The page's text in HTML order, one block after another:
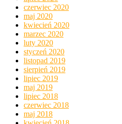
czerwiec 2020
maj 2020
kwiecień 2020
marzec 2020
luty 2020
styczeń 2020
listopad 2019
sierpień 2019
lipiec 2019
maj 2019
lipiec 2018
czerwiec 2018
maj 2018